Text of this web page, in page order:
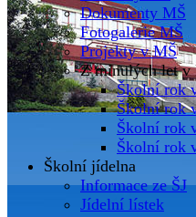
Dokumenty MŠ
Fotogalerie MŠ
Projekty v MŠ
Z minulých let v
Školní rok
Školní rok
Školní rok
Školní rok
Školní jídelna
Informace ze ŠJ
Jídelní lístek